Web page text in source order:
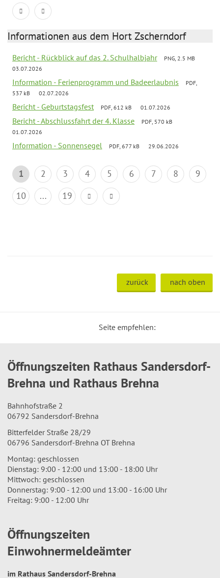
Informationen aus dem Hort Zscherndorf
Bericht - Rückblick auf das 2. Schulhalbjahr
PNG, 2.5 MB
03.07.2026
Information - Ferienprogramm und Badeerlaubnis
PDF,
537 kB
02.07.2026
Bericht - Geburtstagsfest PDF, 612 kB 01.07.2026
Bericht - Abschlussfahrt der 4. Klasse
PDF, 570 kB
01.07.2026
Information - Sonnensegel PDF, 677 kB 29.06.2026
1 2 3 4 5 6 7 8
9
10
... 19
zurück nach oben
Seite empfehlen:
Öffnungszeiten Rathaus Sandersdorf-
Brehna und Rathaus Brehna
Bahnhofstraße 2
06792 Sandersdorf-Brehna
Bitterfelder Straße 28/29
06796 Sandersdorf-Brehna OT Brehna
Montag: geschlossen
Dienstag: 9:00 - 12:00 und 13:00 - 18:00 Uhr
Mittwoch: geschlossen
Donnerstag: 9:00 - 12:00 und 13:00 - 16:00 Uhr
Freitag: 9:00 - 12:00 Uhr
Öffnungszeiten
Einwohnermeldeämter
im Rathaus Sandersdorf-Brehna